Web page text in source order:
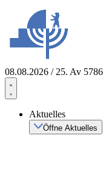
springen
08.08.2026 / 25. Av 5786
Aktuelles
Öffne Aktuelles